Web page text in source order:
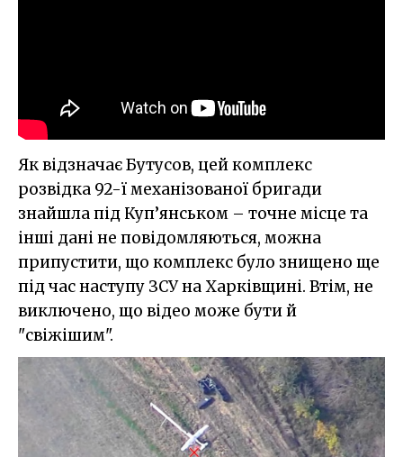
Як відзначає Бутусов, цей комплекс
розвідка 92-ї механізованої бригади
знайшла під Куп’янськом – точне місце та
інші дані не повідомляються, можна
припустити, що комплекс було знищено ще
під час наступу ЗСУ на Харківщині. Втім, не
виключено, що відео може бути й
"свіжішим".